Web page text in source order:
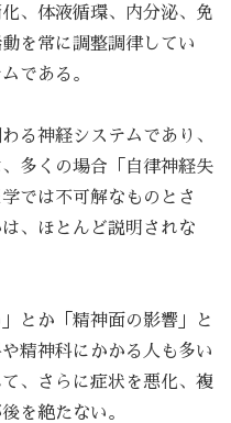
、体液循環、内分泌、免
を常に調整調律してい
である。
る神経システムであり、
多くの場合「自律神経失
では不可解なものとさ
、ほとんど説明されな
とか「精神面の影響」と
精神科にかかる人も多い
、さらに症状を悪化、複
を絶たない。